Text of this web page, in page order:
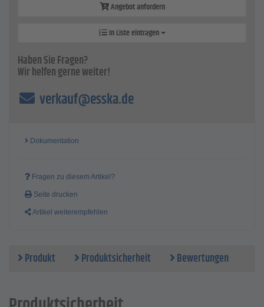
Angebot anfordern
In Liste eintragen
Haben Sie Fragen?
Wir helfen gerne weiter!
verkauf@esska.de
Dokumentation
Fragen zu diesem Artikel?
Seite drucken
Artikel weiterempfehlen
Produkt Produktsicherheit Bewertungen